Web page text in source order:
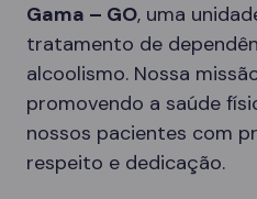
Gama – GO, uma
tratamento de
alcoolismo. Nossa
promovendo a saúde
nossos pacientes com
respeito e dedicação.